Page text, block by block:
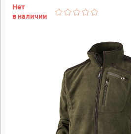
Нет
в наличии